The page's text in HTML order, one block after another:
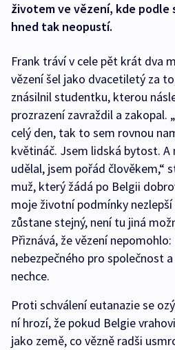
životem ve vězení, kde podle
hned tak neopustí.
Frank tráví v cele pět krát dva
vězení šel jako dvacetiletý za
znásilnil studentku, kterou
prozrazení zavraždil a zakopal.
celý den, tak to sem rovnou
květináč. Jsem lidská bytost.
udělal, jsem pořád člověkem,“
muž, který žádá po Belgii
moje životní podmínky
zůstane stejný, není tu jiná
Přiznává, že vězení
nebezpečného pro společnost
nechce.
Proti schválení eutanazie se
ní hrozí, že pokud Belgie
jako země, co vězně radši